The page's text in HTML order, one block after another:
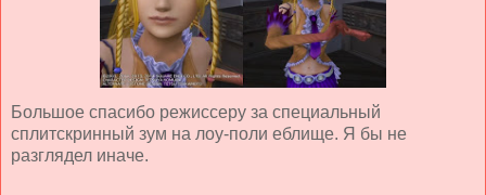
Большое спасибо режиссеру за специальный
сплитскринный зум на лоу-поли еблище. Я бы не
разглядел иначе.